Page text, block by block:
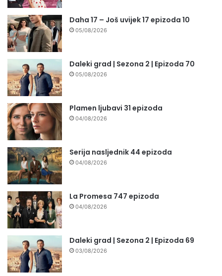
Daha 17 – Još uvijek 17 epizoda 10
05/08/2026
Daleki grad | Sezona 2 | Epizoda 70
05/08/2026
Plamen ljubavi 31 epizoda
04/08/2026
Serija nasljednik 44 epizoda
04/08/2026
La Promesa 747 epizoda
04/08/2026
Daleki grad | Sezona 2 | Epizoda 69
03/08/2026